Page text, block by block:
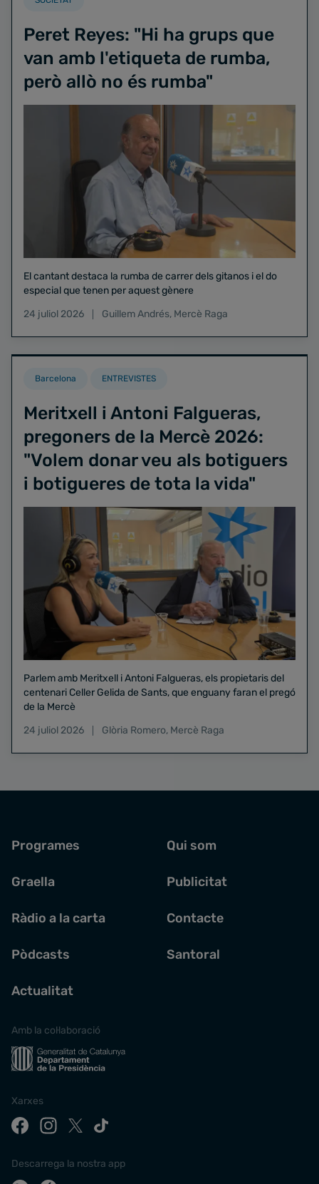
Peret Reyes: "Hi ha grups que
van amb l'etiqueta de rumba,
però allò no és rumba"
El cantant destaca la rumba de carrer dels gitanos i el do
especial que tenen per aquest gènere
24 juliol 2026
Guillem Andrés, Mercè Raga
Barcelona ENTREVISTES
Meritxell i Antoni Falgueras,
pregoners de la Mercè 2026:
"Volem donar veu als botiguers
i botigueres de tota la vida"
Parlem amb Meritxell i Antoni Falgueras, els propietaris del
centenari Celler Gelida de Sants, que enguany faran el pregó
de la Mercè
24 juliol 2026
Glòria Romero, Mercè Raga
Programes
Graella
Ràdio a la carta
Pòdcasts
Actualitat
Qui som
Publicitat
Contacte
Santoral
Amb la col·laboració
Xarxes
Descarrega la nostra app